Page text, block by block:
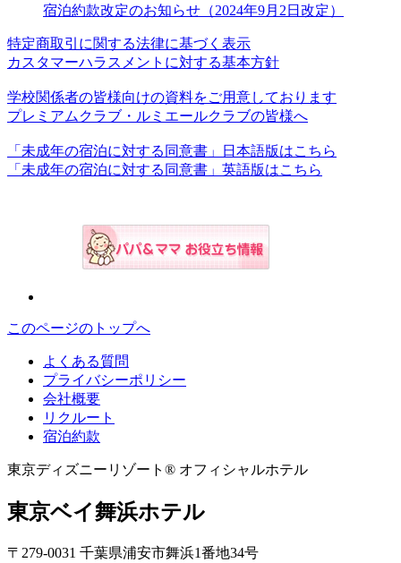
宿泊約款改定のお知らせ（2024年9月2日改定）
特定商取引に関する法律に基づく表示
カスタマーハラスメントに対する基本方針
学校関係者の皆様向けの資料をご用意しております
プレミアムクラブ・ルミエールクラブの皆様へ
「未成年の宿泊に対する同意書」日本語版はこちら
「未成年の宿泊に対する同意書」英語版はこちら
このページのトップへ
よくある質問
プライバシーポリシー
会社概要
リクルート
宿泊約款
東京ディズニーリゾート® オフィシャルホテル
東京ベイ舞浜ホテル
〒279-0031 千葉県浦安市舞浜1番地34号